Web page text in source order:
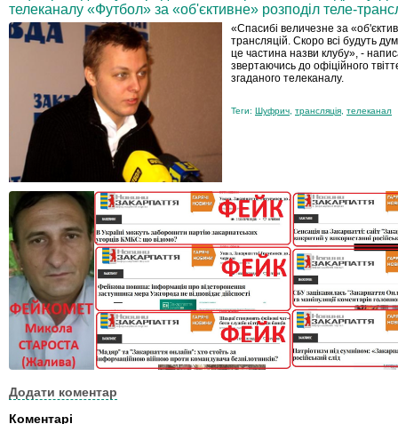
телеканалу «Футбол» за «об'єктивне» розподіл теле-
«Спасибі величезне за
трансляцій. Скоро всі будуть
це частина назви клубу», -
звертаючись до офіційного
згаданого телеканалу.
Теги: Шуфрич трансляція телеканал
Додати коментар
Коментарі